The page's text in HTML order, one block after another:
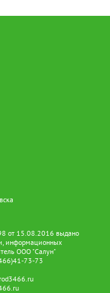
от 15.08.2016 выдано
информационных
ООО "Салун"
73-73